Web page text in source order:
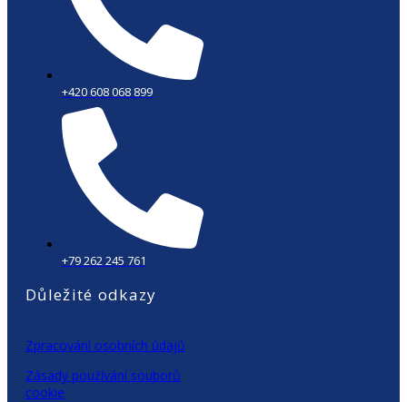
+420 608 068 899
+79 262 245 761
Důležité odkazy
Zpracování osobních údajů
Zásady používání souborů
cookie